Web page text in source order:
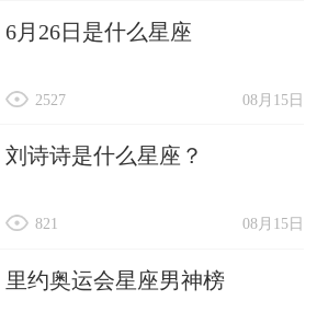
6月26日是什么星座
08月15日
2527
刘诗诗是什么星座？
08月15日
821
里约奥运会星座男神榜